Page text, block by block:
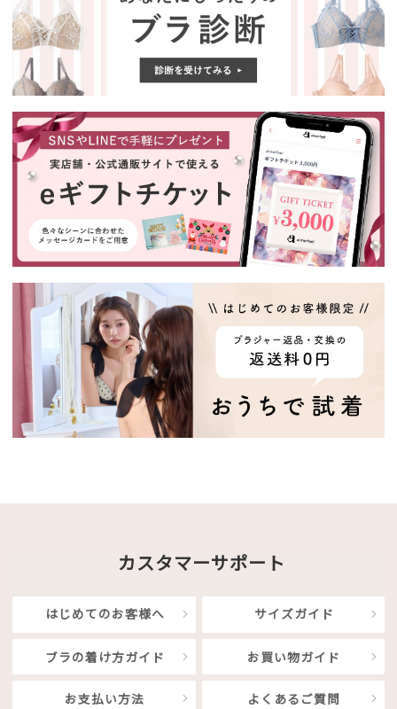
カスタマーサポート
はじめてのお客様へ サイズガイド
ブラの着け方ガイド お買い物ガイド
お支払い方法 よくあるご質問